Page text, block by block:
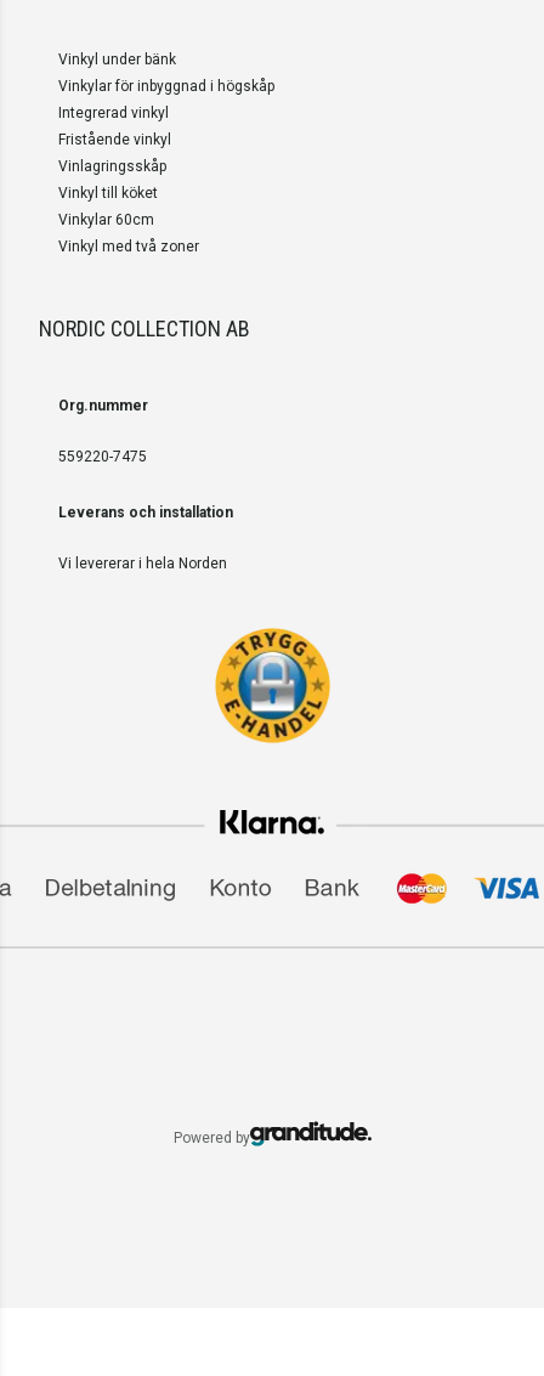
Vinkyl under bänk
Vinkylar för inbyggnad i högskåp
Integrerad vinkyl
Fristående vinkyl
Vinlagringsskåp
Vinkyl till köket
Vinkylar 60cm
Vinkyl med två zoner
NORDIC COLLECTION AB
Org.nummer
559220-7475
Leverans och installation
Vi levererar i hela Norden
Powered by